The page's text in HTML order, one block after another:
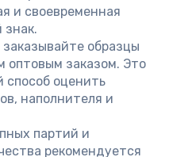
и своевременная
заказывайте образцы
оптовым заказом. Это
оценить
наполнителя и
партий и
рекомендуется